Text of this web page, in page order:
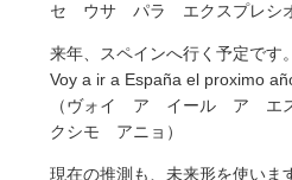
セ ウサ パラ エクスプレシ
来年、スペインへ行く予定です。
Voy a ir a España el proximo
（ヴォイ ア イール ア エ
クシモ アニョ）
現在の推測も、未来形を使いま